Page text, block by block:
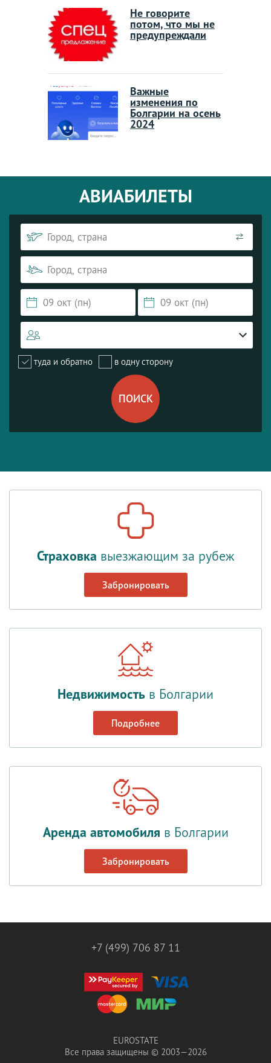
Не говорите
потом, что мы не
предупреждали
Важные
изменения по
Болгарии на осень
2024
АВИАБИЛЕТЫ
туда и обратно в одну сторону
Страховка выезжающим за рубеж
Забронировать
Недвижимость в Болгарии
Подробнее
Аренда автомобиля в Болгарии
Забронировать
+7 (499) 706 87 11
EUROSTATE
Все права защищены © 2003—2026